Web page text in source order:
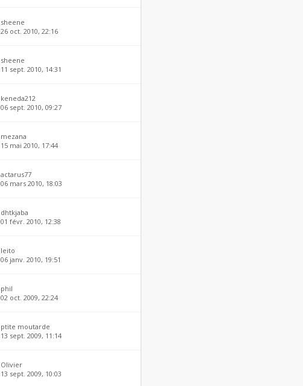
sheene
26 oct. 2010, 22:16
sheene
11 sept. 2010, 14:31
keneda212
06 sept. 2010, 09:27
mezana
15 mai 2010, 17:44
actarus77
06 mars 2010, 18:03
dhtkjaba
01 févr. 2010, 12:38
leito
06 janv. 2010, 19:51
phil
02 oct. 2009, 22:24
ptite moutarde
13 sept. 2009, 11:14
Olivier
13 sept. 2009, 10:03